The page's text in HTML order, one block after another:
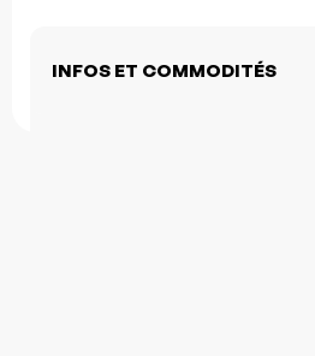
INFOS ET COMMODITÉS